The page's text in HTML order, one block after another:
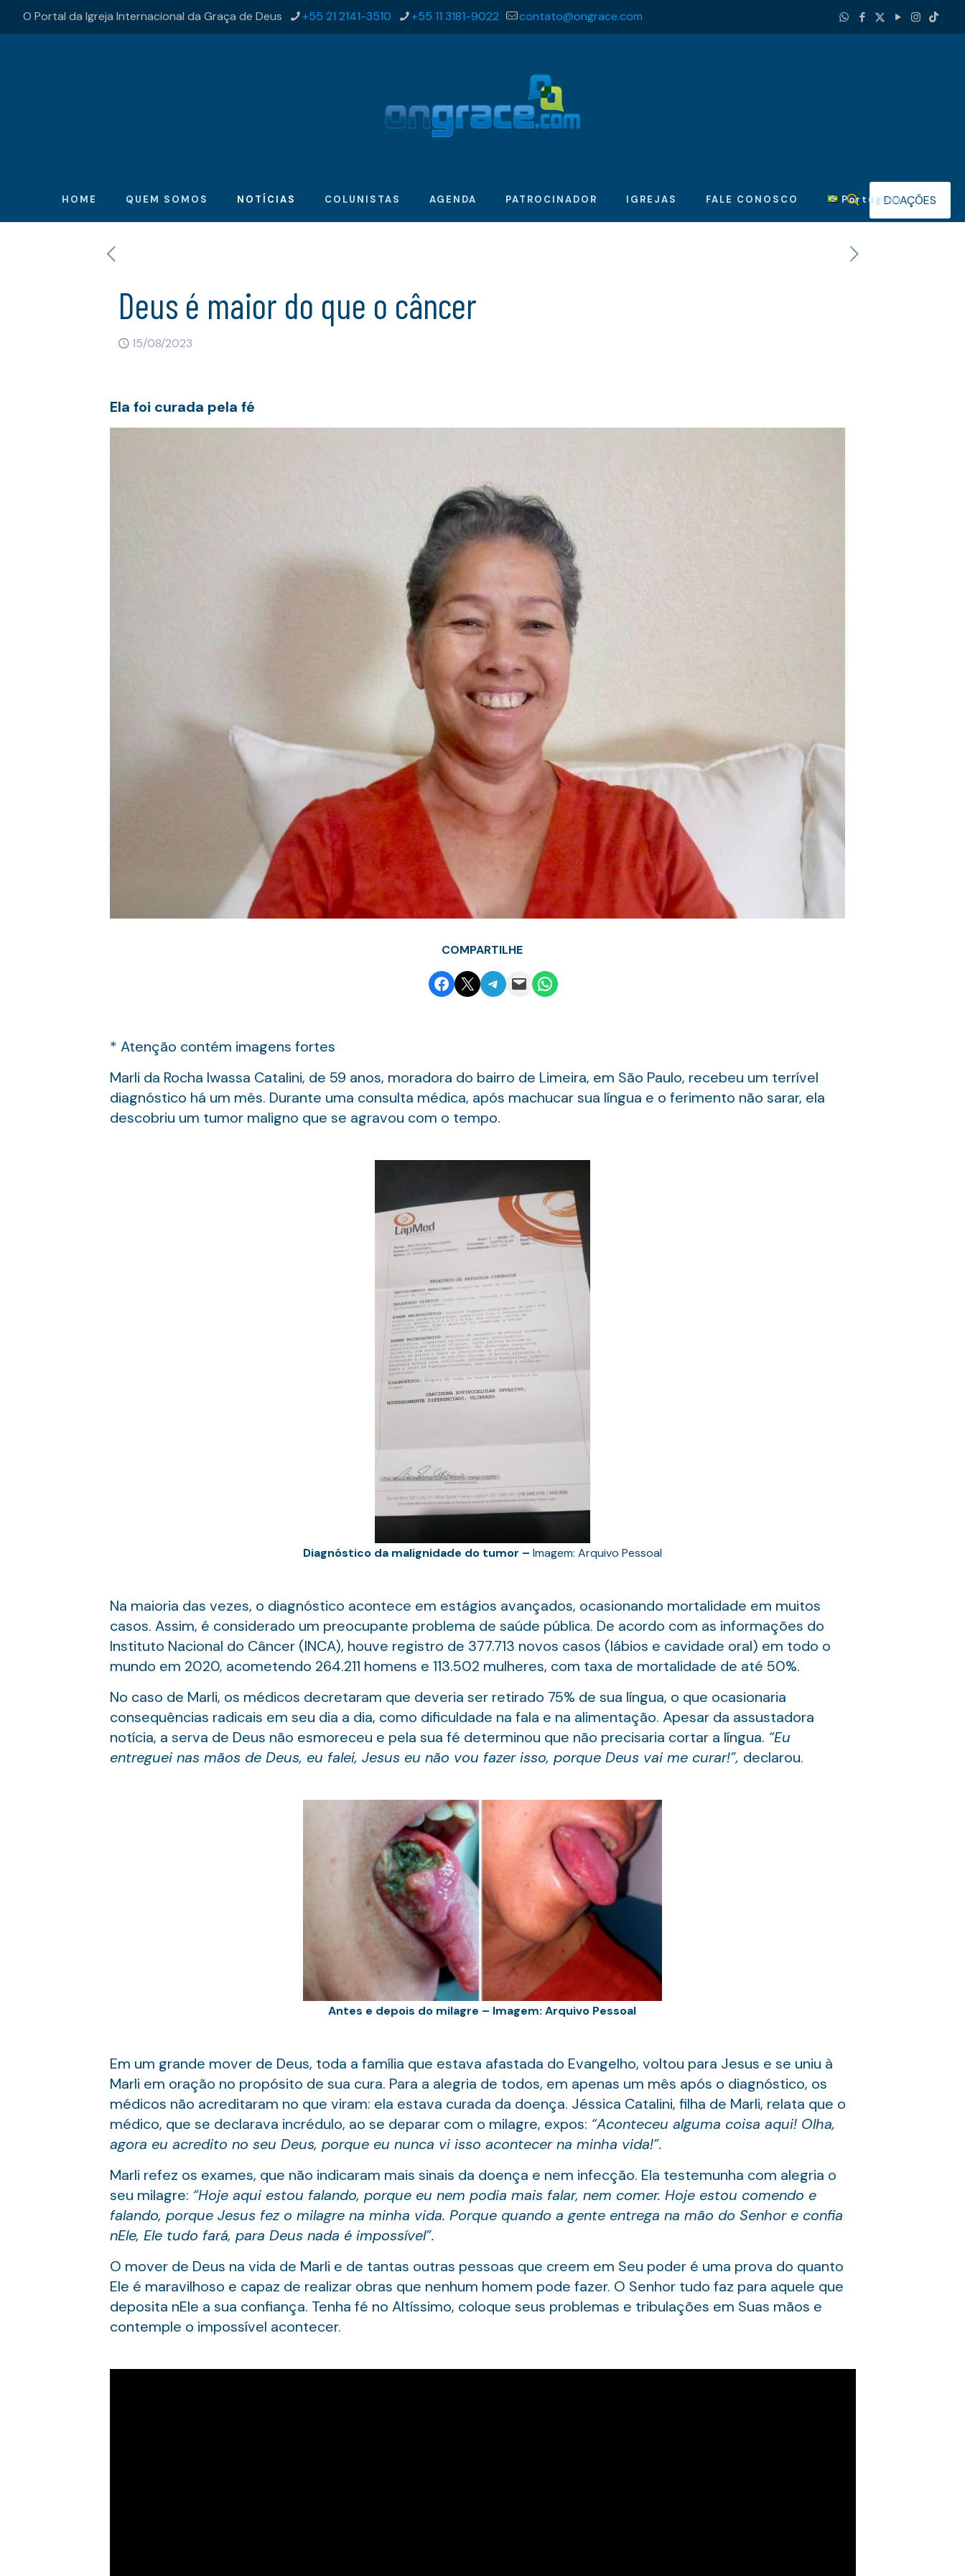
O Portal da Igreja Internacional da Graça de Deus +55 21 2141-3510 +55 11 3181-9022 contato@ongrace.com
HOME QUEM SOMOS NOTÍCIAS COLUNISTAS AGENDA PATROCINADOR IGREJAS FALE CONOSCO PortuguêsDOAÇÕES
Deus é maior do que o câncer
15/08/2023
Ela foi curada pela fé
COMPARTILHE
Share on Facebook
Email this PageShare on Telegram
Email this PageShare on WhatsApp
* Atenção contém imagens fortes
Marli da Rocha Iwassa Catalini, de 59 anos, moradora do bairro de Limeira, em São Paulo, recebeu um terrível
diagnóstico há um mês. Durante uma consulta médica, após machucar sua língua e o ferimento não sarar, ela
descobriu um tumor maligno que se agravou com o tempo.
Diagnóstico da malignidade do tumor – Imagem: Arquivo Pessoal
Na maioria das vezes, o diagnóstico acontece em estágios avançados, ocasionando mortalidade em muitos
casos. Assim, é considerado um preocupante problema de saúde pública. De acordo com as informações do
Instituto Nacional do Câncer (INCA), houve registro de 377.713 novos casos (lábios e cavidade oral) em todo o
mundo em 2020, acometendo 264.211 homens e 113.502 mulheres, com taxa de mortalidade de até 50%.
No caso de Marli, os médicos decretaram que deveria ser retirado 75% de sua língua, o que ocasionaria
consequências radicais em seu dia a dia, como dificuldade na fala e na alimentação. Apesar da assustadora
notícia, a serva de Deus não esmoreceu e pela sua fé determinou que não precisaria cortar a língua. “Eu
entreguei nas mãos de Deus, eu falei, Jesus eu não vou fazer isso, porque Deus vai me curar!”, declarou.
Antes e depois do milagre – Imagem: Arquivo Pessoal
Em um grande mover de Deus, toda a família que estava afastada do Evangelho, voltou para Jesus e se uniu à
Marli em oração no propósito de sua cura. Para a alegria de todos, em apenas um mês após o diagnóstico, os
médicos não acreditaram no que viram: ela estava curada da doença. Jéssica Catalini, filha de Marli, relata que o
médico, que se declarava incrédulo, ao se deparar com o milagre, expos: “Aconteceu alguma coisa aqui! Olha,
agora eu acredito no seu Deus, porque eu nunca vi isso acontecer na minha vida!”.
Marli refez os exames, que não indicaram mais sinais da doença e nem infecção. Ela testemunha com alegria o
seu milagre: “Hoje aqui estou falando, porque eu nem podia mais falar, nem comer. Hoje estou comendo e
falando, porque Jesus fez o milagre na minha vida. Porque quando a gente entrega na mão do Senhor e confia
nEle, Ele tudo fará, para Deus nada é impossível”.
O mover de Deus na vida de Marli e de tantas outras pessoas que creem em Seu poder é uma prova do quanto
Ele é maravilhoso e capaz de realizar obras que nenhum homem pode fazer. O Senhor tudo faz para aquele que
deposita nEle a sua confiança. Tenha fé no Altíssimo, coloque seus problemas e tribulações em Suas mãos e
contemple o impossível acontecer.